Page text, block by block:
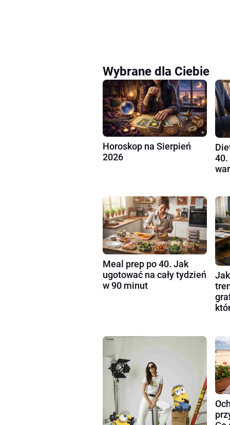
Wybrane dla Ciebie
Horoskop na Sierpień
2026
40.
Meal prep po 40. Jak
ugotować na cały tydzień
w 90 minut